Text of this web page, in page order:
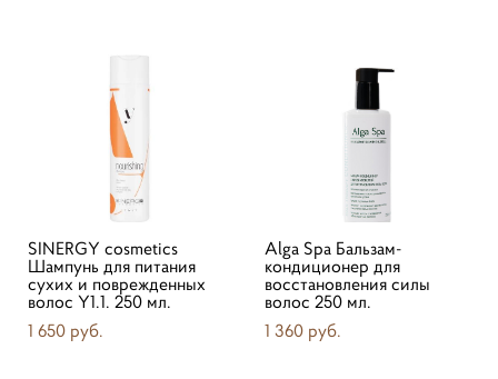
SINERGY cosmetics
Шампунь для питания
сухих и поврежденных
волос Y1.1. 250 мл.
1 650 pуб.
Alga Spa Бальзам-
кондиционер для
восстановления силы
волос 250 мл.
1 360 pуб.